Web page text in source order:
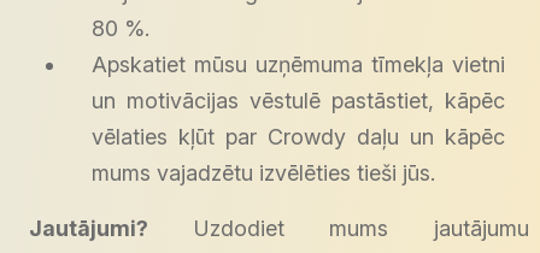
80 %.
Apskatiet mūsu uzņēmuma tīmekļa vietni
un motivācijas vēstulē pastāstiet, kāpēc
vēlaties kļūt par Crowdy daļu un kāpēc
mums vajadzētu izvēlēties tieši jūs.
Jautājumi? Uzdodiet mums jautājumu